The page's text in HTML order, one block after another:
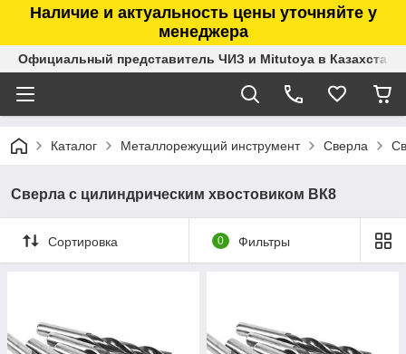
Наличие и актуальность цены уточняйте у
менеджера
Официальный представитель ЧИЗ и Mitutoya в Казахстане
Каталог Металлорежущий инструмент Сверла
Сверла с цилиндрическим хвостовиком ВК8
Сортировка 0 Фильтры